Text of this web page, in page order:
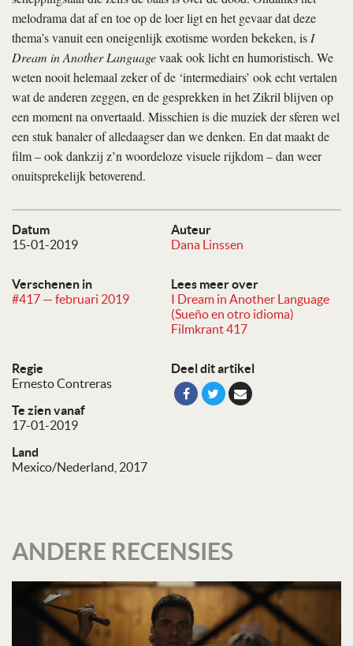
Datum
15-01-2019
Auteur
Dana Linssen
Verschenen in
#417 — februari 2019
Lees meer over
I Dream in Another Language
(Sueño en otro idioma)
Filmkrant 417
Regie
Ernesto Contreras
Te zien vanaf
17-01-2019
Land
Mexico/Nederland, 2017
Deel dit artikel
melodrama dat af en toe op de loer ligt en het gevaar dat deze
thema’s vanuit een oneigenlijk exotisme worden bekeken, isI
Dream in Another Languagevaak ook licht en humoristisch. We
weten nooit helemaal zeker of de ‘intermediairs’ ook echt vertalen
wat de anderen zeggen, en de gesprekken in het Zikril blijven op
een moment na onvertaald. Misschien is die muziek der sferen wel
een stuk banaler of alledaagser dan we denken. En dat maakt de
film – ook dankzij z’n woordeloze visuele rijkdom – dan weer
onuitsprekelijk betoverend.
ANDERE RECENSIES